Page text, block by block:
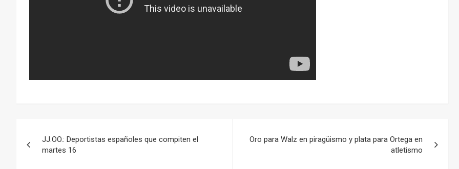
de
JJ.OO.: Deportistas españoles que compiten el
martes 16
Oro para Walz en piragüismo y plata para Ortega en
atletismo